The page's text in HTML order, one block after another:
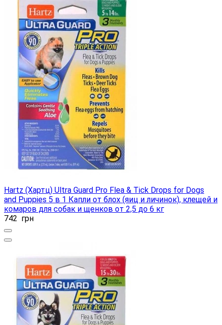
Hartz (Хартц) Ultra Guard Pro Flea & Tick Drops for Dogs
and Puppies 5 в 1 Капли от блох (яиц и личинок), клещей и
комаров для собак и щенков от 2,5 до 6 кг
742 грн